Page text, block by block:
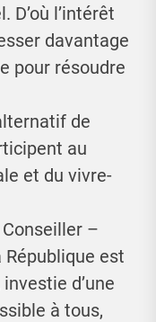
l’intérêt
davantage
pour résoudre
de
au
et du vivre-
–
est
d’une
à tous,